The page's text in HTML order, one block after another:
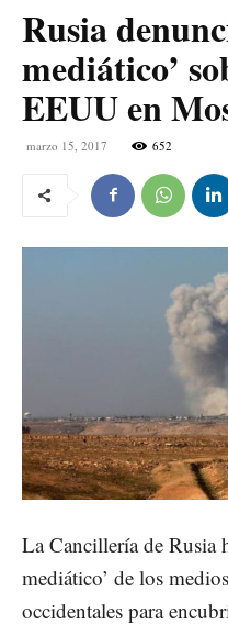
Rusia
mediático’
EEUU en
marzo 15, 2017 652
La Cancillería de Rusia
mediático’ de los
occidentales para